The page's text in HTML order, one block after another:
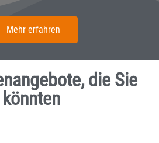
Mehr erfahren
die Sie